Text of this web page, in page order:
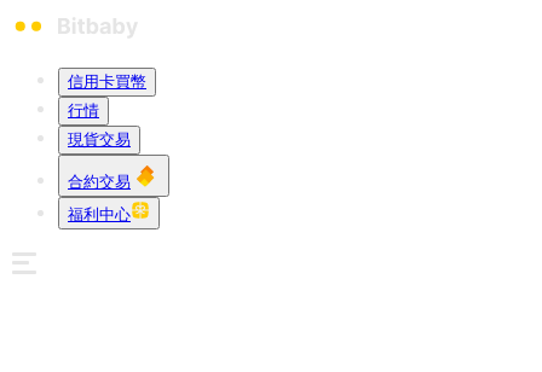
信用卡買幣
行情
現貨交易
合約交易
福利中心